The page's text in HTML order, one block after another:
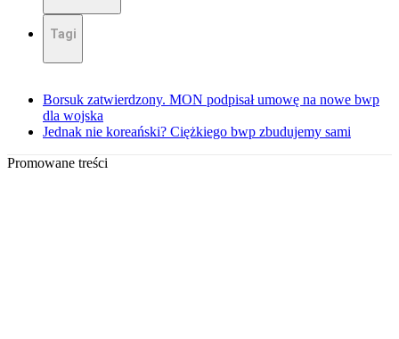
Tagi
Borsuk zatwierdzony. MON podpisał umowę na nowe bwp
dla wojska
Jednak nie koreański? Ciężkiego bwp zbudujemy sami
Promowane treści